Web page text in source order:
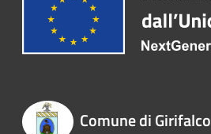
Comune di Girifalco